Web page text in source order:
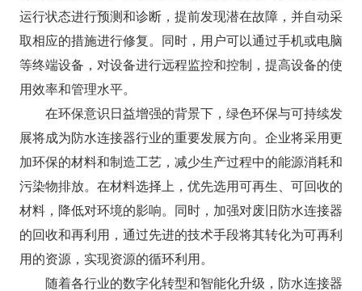
运行状态进行预测和诊断，提前发现潜在故障，并自动采
取相应的措施进行修复。同时，用户可以通过手机或电脑
等终端设备，对设备进行远程监控和控制，提高设备的使
用效率和管理水平。​
在环保意识日益增强的背景下，绿色环保与可持续发
展将成为防水连接器行业的重要发展方向。企业将采用更
加环保的材料和制造工艺，减少生产过程中的能源消耗和
污染物排放。在材料选择上，优先选用可再生、可回收的
材料，降低对环境的影响。同时，加强对废旧防水连接器
的回收和再利用，通过先进的技术手段将其转化为可再利
用的资源，实现资源的循环利用。​
随着各行业的数字化转型和智能化升级，防水连接器